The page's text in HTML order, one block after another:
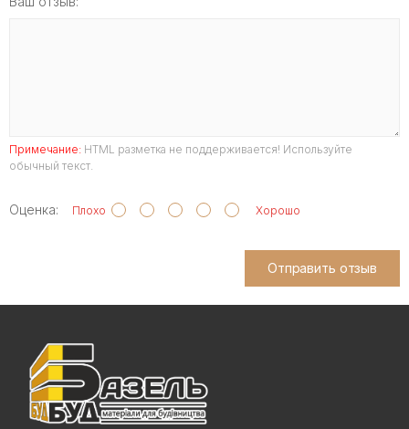
Примечание: HTML разметка не поддерживается! Используйте
обычный текст.
Оценка: Плохо Хорошо
Отправить отзыв